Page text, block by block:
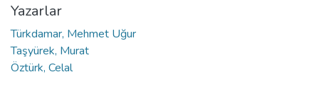
Yazarlar
Türkdamar, Mehmet Uğur
Taşyürek, Murat
Öztürk, Celal